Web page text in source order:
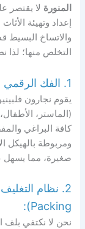
المنورة لا يقتصر
إعداد وتهيئة
والاتساخ البسيط
التخلص منها؛ لذا
1. الفك الرقمي والترقيم الاحترافي:
يقوم نجارون
(الماستر،
كافة البراغي
ومربوطة
صغيرة، مما يسهل
Packing):
نحن لا نكتفي